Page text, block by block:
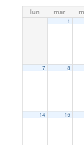
lun mar
1
7 8
14 15